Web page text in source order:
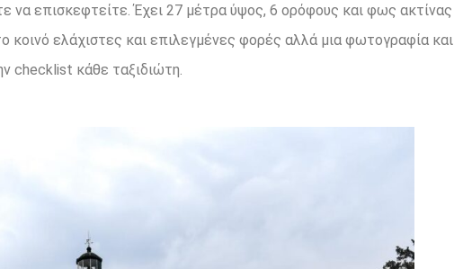
επισκεφτείτε. Έχει 27 μέτρα ύψος, 6 ορόφους και φως ακτίνας
κοινό ελάχιστες και επιλεγμένες φορές αλλά μια φωτογραφία και
checklist κάθε ταξιδιώτη.